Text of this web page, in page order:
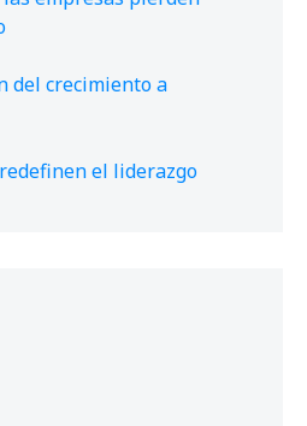
del crecimiento a
el liderazgo